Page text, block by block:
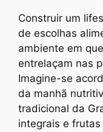
Construir um
de escolhas
ambiente em
entrelaçam nas
Imagine-se
da manhã
tradicional da
integrais e frutas